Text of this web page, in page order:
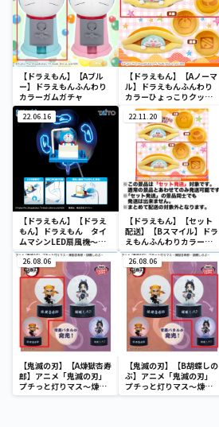
【ドラえもん】【Aブル
ー】ドラえもんふんわり
カラーガムガチャ
【ドラえもん】【Aノーマ
ル】ドラえもんふんわり
カラーひょっこりクッシ
ョン
22.06.16
【ドラえもん】【ドラえ
もん】ドラえもん タイ
ムマシンLED扇風機～
Renewal～
22.11.20
【ドラえもん】【セット
配送】【Bスマイル】ドラ
えもんふんわりカラーひ
ょっこりクッション
26.08.06
【鬼滅の刃】【A煉獄杏寿
郎】アニメ「鬼滅の刃」
プチっと灯りマス～煉獄
杏寿郎・胡蝶しのぶ～
26.08.06
【鬼滅の刃】【B胡蝶しの
ぶ】アニメ「鬼滅の刃」
プチっと灯りマス～煉獄
杏寿郎・胡蝶しのぶ～